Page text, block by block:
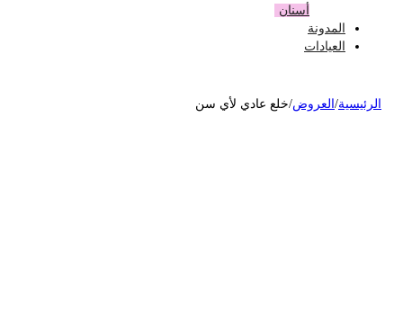
أسنان
المدونة
العيادات
/العروض خلع عادي لأي سن